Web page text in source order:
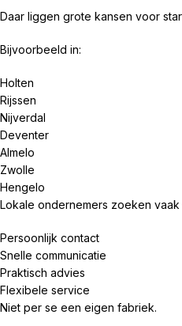
Daar liggen grote kansen voor
Bijvoorbeeld in:
Holten
Rijssen
Nijverdal
Deventer
Almelo
Zwolle
Hengelo
Lokale ondernemers zoeken vaak
Persoonlijk contact
Snelle communicatie
Praktisch advies
Flexibele service
Niet per se een eigen fabriek.